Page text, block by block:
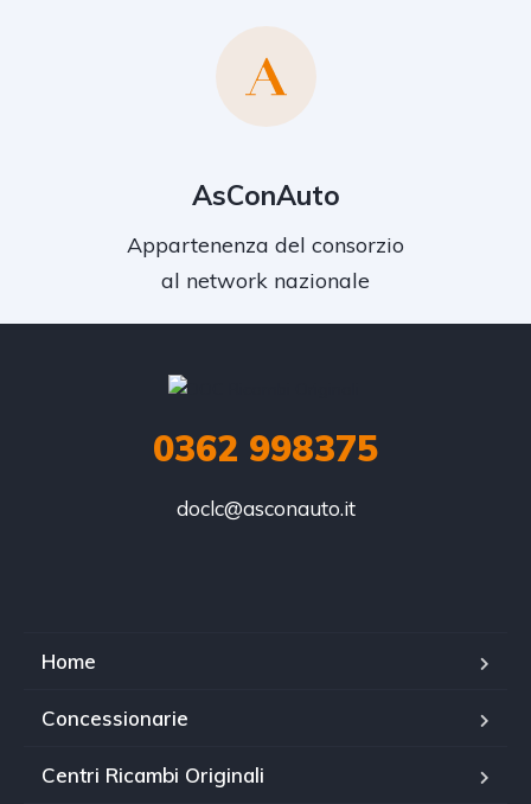
AsConAuto
Appartenenza del consorzio
al network nazionale
0362 998375
doclc@asconauto.it
Home
Concessionarie
Centri Ricambi Originali